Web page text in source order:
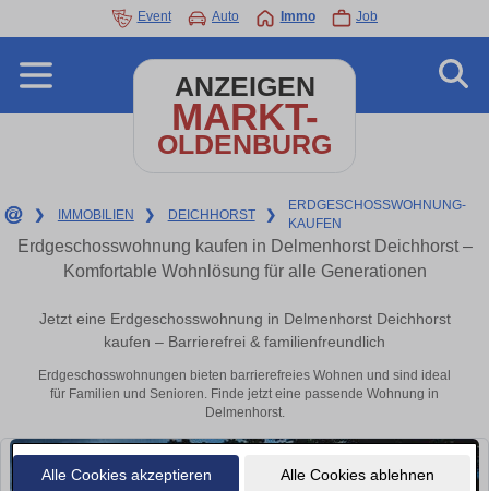
Alle Cookies akzeptieren Alle Cookies ablehnen
Event Auto Immo Job
ANZEIGEN
MARKT-
OLDENBURG
❯ IMMOBILIEN ❯ DEICHHORST ❯
ERDGESCHOSSWOHNUNG-
KAUFEN
Erdgeschosswohnung kaufen in Delmenhorst Deichhorst –
Komfortable Wohnlösung für alle Generationen
Jetzt eine Erdgeschosswohnung in Delmenhorst Deichhorst
kaufen – Barrierefrei & familienfreundlich
Erdgeschosswohnungen bieten barrierefreies Wohnen und sind ideal
für Familien und Senioren. Finde jetzt eine passende Wohnung in
Delmenhorst.